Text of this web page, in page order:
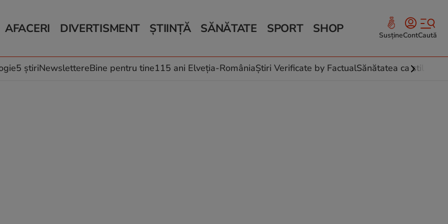
AFACERI
Auto
Locuri de muncă
DIVERTISMENT
Horoscop
Muzică și Filme
ȘTIINȚĂ
Schimbări climatice
SĂNĂTATE
Relații
Rețete culinare
SPORT SHOP SusțineContCaută
5 știriNewslettereBine pentru tine115 ani Elveția-RomâniaȘtiri Verificate by FactualSănătatea ca stil de